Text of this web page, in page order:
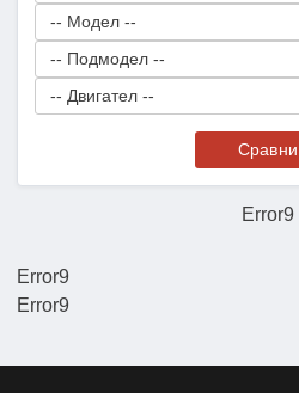
Error9
Сравни
Error9
Error9